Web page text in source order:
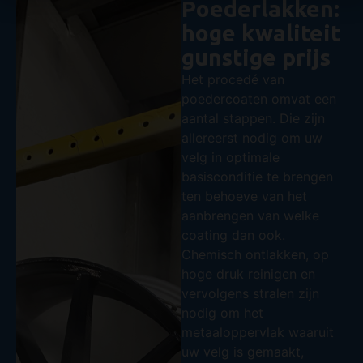
Poederlakken:
hoge kwaliteit
gunstige prijs
Het procedé van
poedercoaten omvat een
aantal stappen. Die zijn
allereerst nodig om uw
velg in optimale
basisconditie te brengen
ten behoeve van het
aanbrengen van welke
coating dan ook.
Chemisch ontlakken, op
hoge druk reinigen en
vervolgens stralen zijn
nodig om het
metaaloppervlak waaruit
uw velg is gemaakt,